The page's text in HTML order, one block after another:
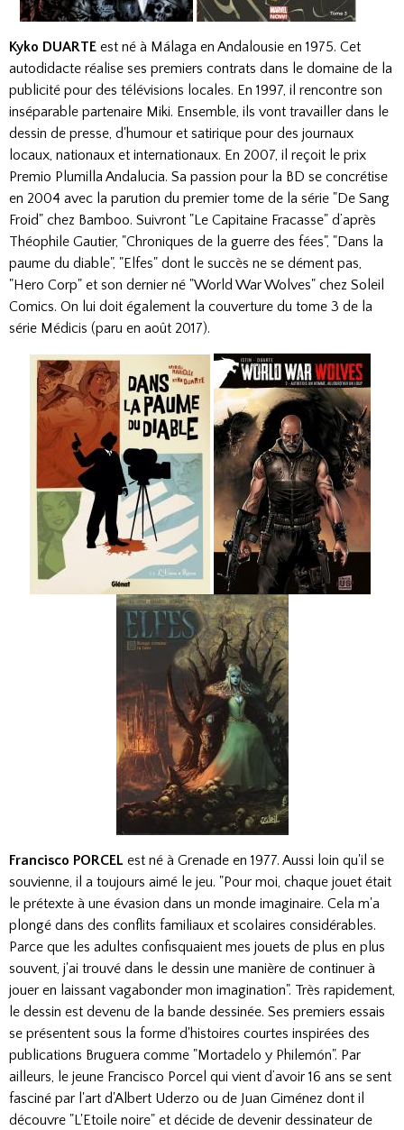
Kyko DUARTE est né à Málaga en Andalousie en 1975. Cet
autodidacte réalise ses premiers contrats dans le domaine de la
publicité pour des télévisions locales. En 1997, il rencontre son
inséparable partenaire Miki. Ensemble, ils vont travailler dans le
dessin de presse, d'humour et satirique pour des journaux
locaux, nationaux et internationaux. En 2007, il reçoit le prix
Premio Plumilla Andalucia. Sa passion pour la BD se concrétise
en 2004 avec la parution du premier tome de la série "De Sang
Froid" chez Bamboo. Suivront "Le Capitaine Fracasse" d’après
Théophile Gautier, "Chroniques de la guerre des fées", "Dans la
paume du diable", "Elfes" dont le succès ne se dément pas,
"Hero Corp" et son dernier né "World War Wolves" chez Soleil
Comics. On lui doit également la couverture du tome 3 de la
série Médicis (paru en août 2017).
Francisco PORCEL est né à Grenade en 1977. Aussi loin qu'il se
souvienne, il a toujours aimé le jeu. "Pour moi, chaque jouet était
le prétexte à une évasion dans un monde imaginaire. Cela m'a
plongé dans des conflits familiaux et scolaires considérables.
Parce que les adultes confisquaient mes jouets de plus en plus
souvent, j'ai trouvé dans le dessin une manière de continuer à
jouer en laissant vagabonder mon imagination". Très rapidement,
le dessin est devenu de la bande dessinée. Ses premiers essais
se présentent sous la forme d'histoires courtes inspirées des
publications Bruguera comme "Mortadelo y Philemón". Par
ailleurs, le jeune Francisco Porcel qui vient d’avoir 16 ans se sent
fasciné par l'art d'Albert Uderzo ou de Juan Giménez dont il
découvre "L'Etoile noire" et décide de devenir dessinateur de